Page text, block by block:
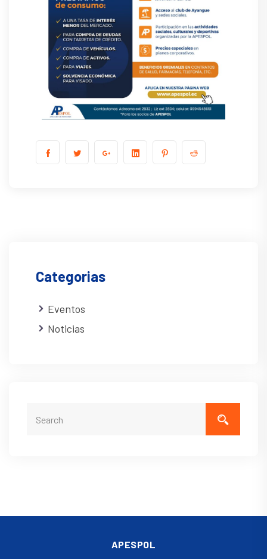
Categorias
Eventos
Noticias
APESPOL